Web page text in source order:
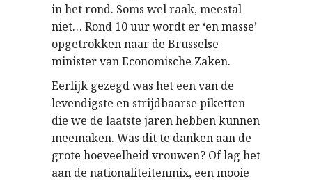
in het rond. Soms wel raak, meestal
niet… Rond 10 uur wordt er ‘en masse’
opgetrokken naar de Brusselse
minister van Economische Zaken.
Eerlijk gezegd was het een van de
levendigste en strijdbaarse piketten
die we de laatste jaren hebben kunnen
meemaken. Was dit te danken aan de
grote hoeveelheid vrouwen? Of lag het
aan de nationaliteitenmix, een mooie